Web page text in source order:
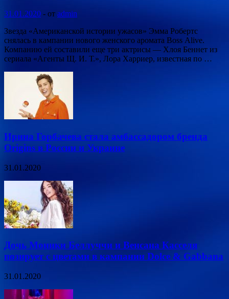
31.01.2020 - от admin
Звезда «Американской истории ужасов» Эмма Робертс
снялась в кампании нового женского аромата Boss Alive.
Компанию ей составили еще три актрисы — Хлоя Беннет из
сериала «Агенты Щ. И. Т.», Лора Харриер, известная по …
Ирина Горбачева стала амбассадором бренда
Origins в России и Украине
31.01.2020
Дочь Моники Беллуччи и Венсана Касселя
позирует с цветами в кампании Dolce & Gabbana
31.01.2020